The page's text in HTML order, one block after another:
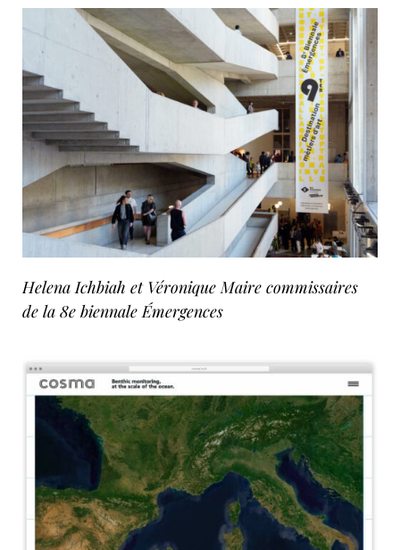
Helena Ichbiah et Véronique Maire commissaires
de la 8e biennale Émergences